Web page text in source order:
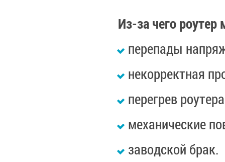
Из-за чего
перепады
некорректная
перегрев
механические
заводской брак.